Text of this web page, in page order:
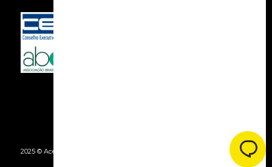
2025 © Acessooh. Todos os Direitos Reservados - By Agência Webgui